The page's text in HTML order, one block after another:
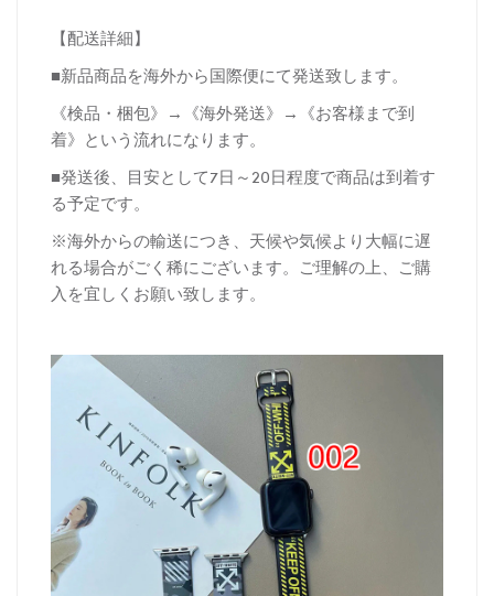
【配送詳細】
■新品商品を海外から国際便にて発送致します。
《検品・梱包》→《海外発送》→《お客様まで到
着》という流れになります。
■発送後、目安として7日～20日程度で商品は到着す
る予定です。
※海外からの輸送につき、天候や気候より大幅に遅
れる場合がごく稀にございます。ご理解の上、ご購
入を宜しくお願い致します。